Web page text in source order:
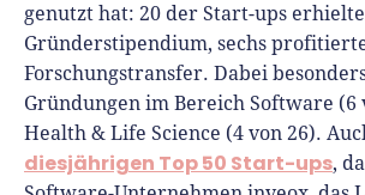
genutzt hat: 20 der Start-ups
Gründerstipendium, sechs
Forschungstransfer. Dabei
Gründungen im Bereich Software (6
Health & Life Science (4 von 26).
diesjährigen Top 50 Start-ups,